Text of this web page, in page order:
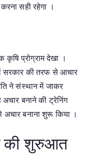
सही रहेगा ।
कृषि प्रोग्राम देखा ।
सरकार की तरफ से आचार
ने संस्थान में जाकर
बनाने की ट्रेनिंग
अचार बनाना शुरू किया ।
की शुरुआत